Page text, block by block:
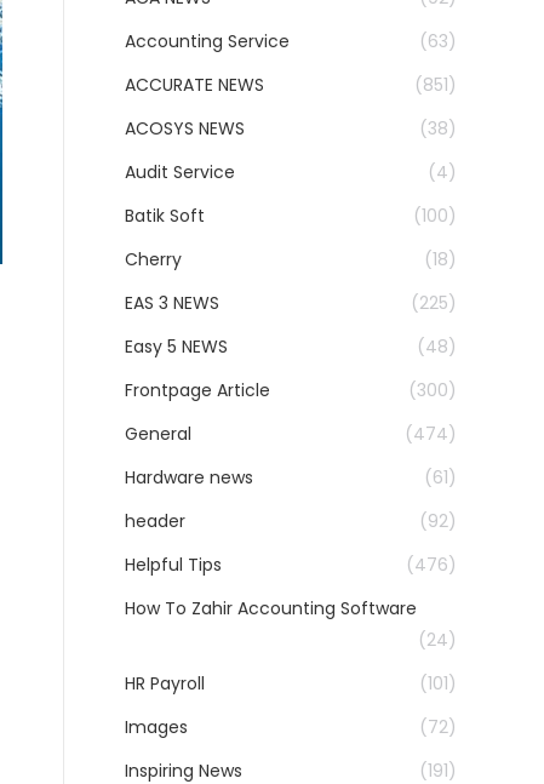
Accounting Service
(63)
ACCURATE NEWS
(851)
ACOSYS NEWS
(38)
Audit Service
(4)
Batik Soft
(100)
Cherry
(18)
EAS 3 NEWS
(225)
Easy 5 NEWS
(48)
Frontpage Article
(300)
General
(474)
Hardware news
(61)
header
(92)
Helpful Tips
(476)
How To Zahir Accounting Software
(24)
HR Payroll
(101)
Images
(72)
Inspiring News
(191)